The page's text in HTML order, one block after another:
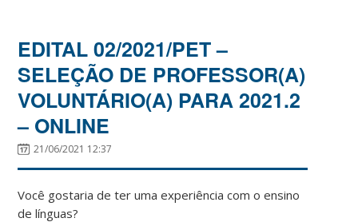
EDITAL 02/2021/PET –
SELEÇÃO DE PROFESSOR(A)
VOLUNTÁRIO(A) PARA 2021.2
– ONLINE
21/06/2021 12:37
Você gostaria de ter uma experiência com o ensino
de línguas?